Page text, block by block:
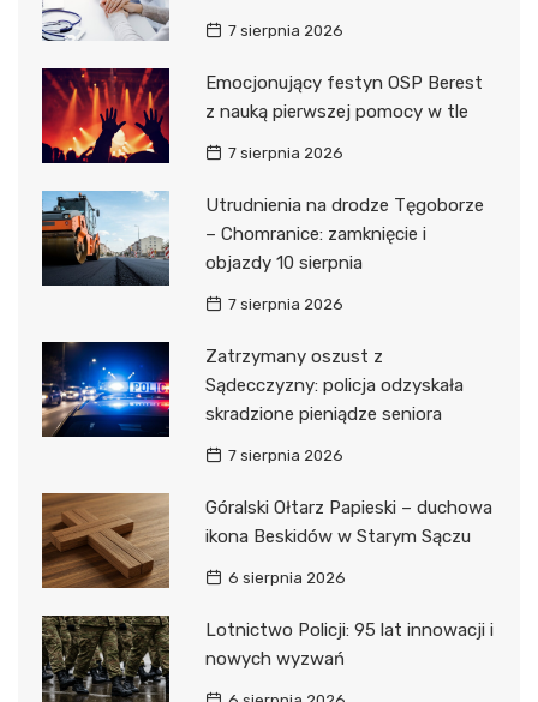
7 sierpnia 2026
Emocjonujący festyn OSP Berest
z nauką pierwszej pomocy w tle
7 sierpnia 2026
Utrudnienia na drodze Tęgoborze
– Chomranice: zamknięcie i
objazdy 10 sierpnia
7 sierpnia 2026
Zatrzymany oszust z
Sądecczyzny: policja odzyskała
skradzione pieniądze seniora
7 sierpnia 2026
Góralski Ołtarz Papieski – duchowa
ikona Beskidów w Starym Sączu
6 sierpnia 2026
Lotnictwo Policji: 95 lat innowacji i
nowych wyzwań